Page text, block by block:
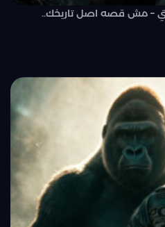
– مش قصه اصل تاريخك..